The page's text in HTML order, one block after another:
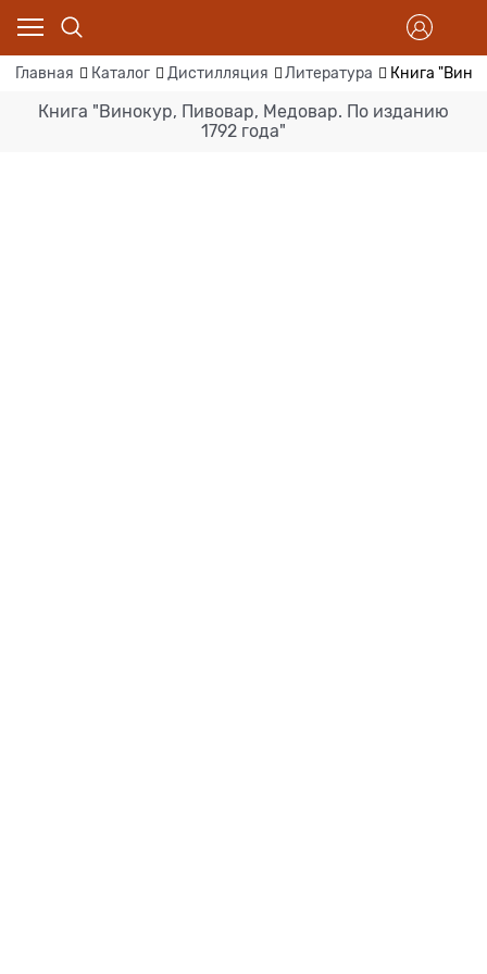
Главная Каталог Дистилляция Литература Книга
Книга "Винокур, Пивовар, Медовар. По изданию
1792 года"